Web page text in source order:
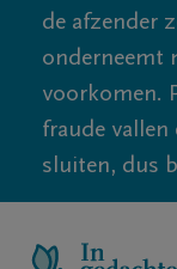
de afzender
onderneemt
voorkomen.
fraude
sluiten, dus